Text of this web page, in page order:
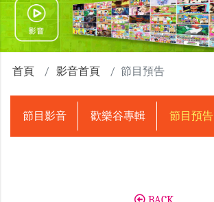
首頁 影音首頁 節目預告
節目影音 歡樂谷專輯 節目預告